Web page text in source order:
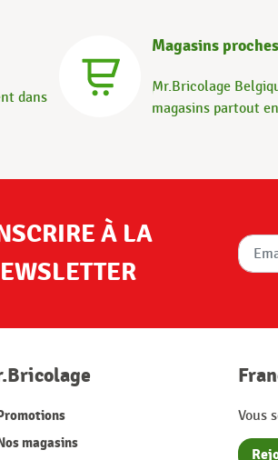
dans
Magasins
Mr.Bricolage
magasins partout
À LA
magasins
Vous